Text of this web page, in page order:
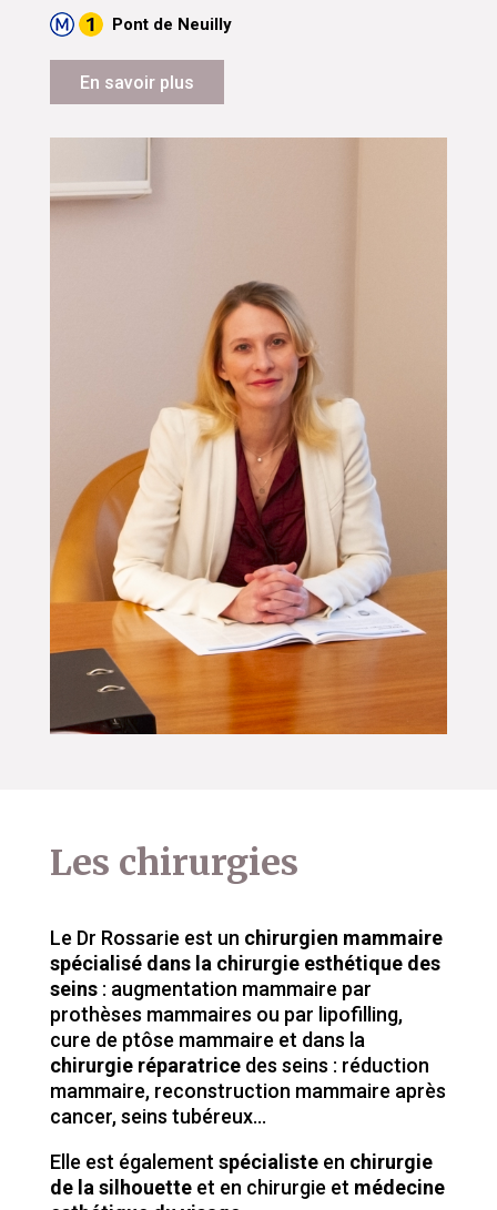
Pont de Neuilly
En savoir plus
Les chirurgies
Le Dr Rossarie est un chirurgien mammaire
spécialisé dans la chirurgie esthétique des
seins: augmentation mammaire par
prothèses mammaires ou par lipofilling,
cure de ptôse mammaire et dans la
chirurgie réparatricedes seins : réduction
mammaire, reconstruction mammaire après
cancer, seins tubéreux…
Elle est également spécialisteen chirurgie
de la silhouetteet en chirurgie et médecine